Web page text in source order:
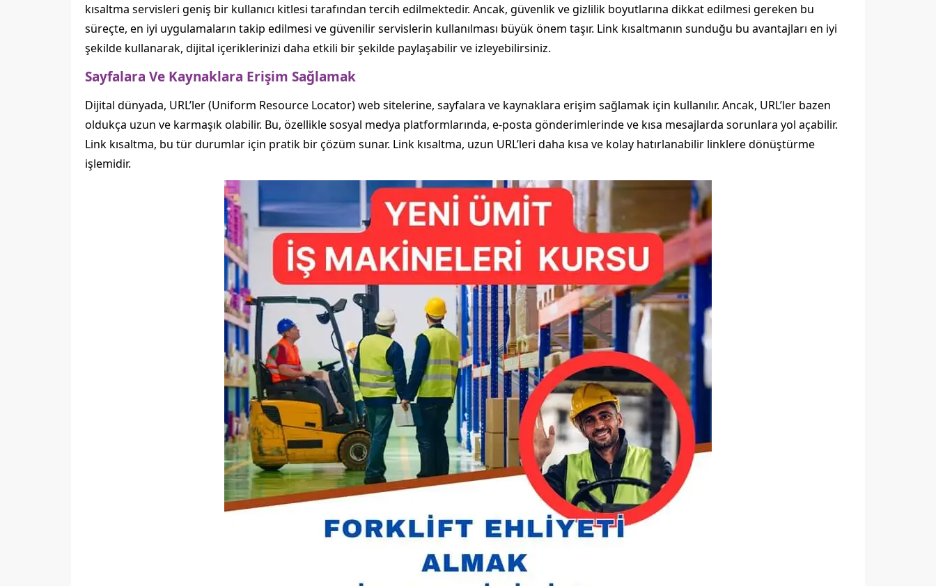
kısaltma servisleri geniş bir kullanıcı kitlesi tarafından tercih edilmektedir. Ancak, güvenlik ve gizlilik boyutlarına dikkat edilmesi gereken bu
süreçte, en iyi uygulamaların takip edilmesi ve güvenilir servislerin kullanılması büyük önem taşır. Link kısaltmanın sunduğu bu avantajları en iyi
şekilde kullanarak, dijital içeriklerinizi daha etkili bir şekilde paylaşabilir ve izleyebilirsiniz.
Sayfalara Ve Kaynaklara Erişim Sağlamak
Dijital dünyada, URL’ler (Uniform Resource Locator) web sitelerine, sayfalara ve kaynaklara erişim sağlamak için kullanılır. Ancak, URL’ler bazen
oldukça uzun ve karmaşık olabilir. Bu, özellikle sosyal medya platformlarında, e-posta gönderimlerinde ve kısa mesajlarda sorunlara yol açabilir.
Link kısaltma, bu tür durumlar için pratik bir çözüm sunar. Link kısaltma, uzun URL’leri daha kısa ve kolay hatırlanabilir linklere dönüştürme
işlemidir.